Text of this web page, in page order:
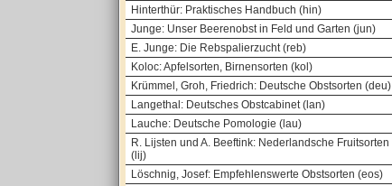
Hinterthür: Praktisches Handbuch (hin)
Junge: Unser Beerenobst in Feld und Garten (jun)
E. Junge: Die Rebspalierzucht (reb)
Koloc: Apfelsorten, Birnensorten (kol)
Krümmel, Groh, Friedrich: Deutsche Obstsorten (deu)
Langethal: Deutsches Obstcabinet (lan)
Lauche: Deutsche Pomologie (lau)
R. Lijsten und A. Beeftink: Nederlandsche Fruitsorten
(lij)
Löschnig, Josef: Empfehlenswerte Obstsorten (eos)